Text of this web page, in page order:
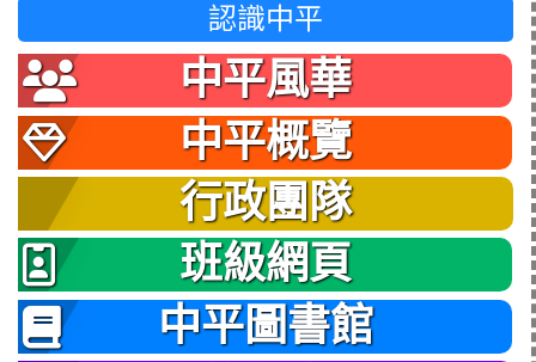
認識中平
中平風華
中平概覽
行政團隊
班級網頁
中平圖書館